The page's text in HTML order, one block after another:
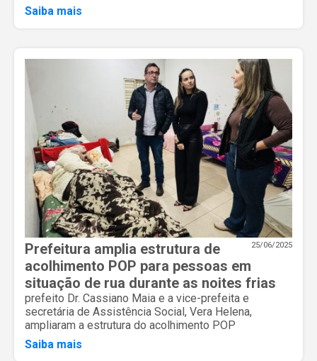
Saiba mais
25/06/2025
Prefeitura amplia estrutura de
acolhimento POP para pessoas em
situação de rua durante as noites frias
prefeito Dr. Cassiano Maia e a vice-prefeita e
secretária de Assistência Social, Vera Helena,
ampliaram a estrutura do acolhimento POP
Saiba mais